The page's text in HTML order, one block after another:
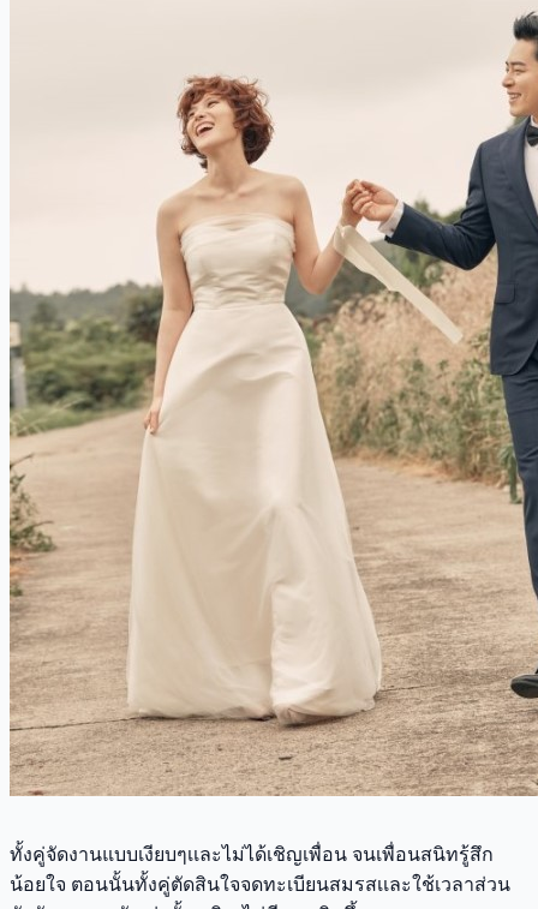
ทั้งคู่จัดงานแบบเงียบๆเเละไม่ได้เชิญเพื่อน จนเพื่อนสนิทรู้สึก
น้อยใจ ตอนนั้นทั้งคู่ตัดสินใจจดทะเบียนสมรสเเละใช้เวลาส่วน